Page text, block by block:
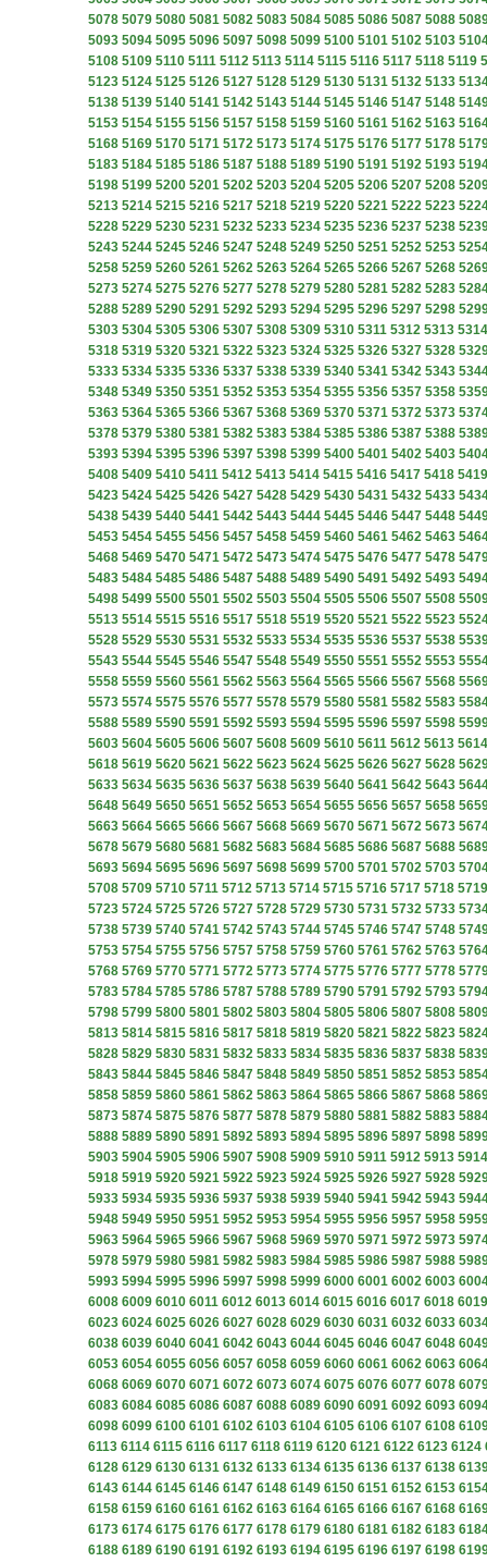
5078 5079 5080 5081 5082 5083 5084 5085 5086 5087 5088
5093 5094 5095 5096 5097 5098 5099 5100 5101 5102 5103
5108 5109 5110 5111 5112 5113 5114 5115 5116 5117 5118 5119
5123 5124 5125 5126 5127 5128 5129 5130 5131 5132 5133
5138 5139 5140 5141 5142 5143 5144 5145 5146 5147 5148
5153 5154 5155 5156 5157 5158 5159 5160 5161 5162 5163
5168 5169 5170 5171 5172 5173 5174 5175 5176 5177 5178
5183 5184 5185 5186 5187 5188 5189 5190 5191 5192 5193
5198 5199 5200 5201 5202 5203 5204 5205 5206 5207 5208
5213 5214 5215 5216 5217 5218 5219 5220 5221 5222 5223
5228 5229 5230 5231 5232 5233 5234 5235 5236 5237 5238
5243 5244 5245 5246 5247 5248 5249 5250 5251 5252 5253
5258 5259 5260 5261 5262 5263 5264 5265 5266 5267 5268
5273 5274 5275 5276 5277 5278 5279 5280 5281 5282 5283
5288 5289 5290 5291 5292 5293 5294 5295 5296 5297 5298
5303 5304 5305 5306 5307 5308 5309 5310 5311 5312 5313 5314
5318 5319 5320 5321 5322 5323 5324 5325 5326 5327 5328
5333 5334 5335 5336 5337 5338 5339 5340 5341 5342 5343
5348 5349 5350 5351 5352 5353 5354 5355 5356 5357 5358
5363 5364 5365 5366 5367 5368 5369 5370 5371 5372 5373
5378 5379 5380 5381 5382 5383 5384 5385 5386 5387 5388
5393 5394 5395 5396 5397 5398 5399 5400 5401 5402 5403
5408 5409 5410 5411 5412 5413 5414 5415 5416 5417 5418 5419
5423 5424 5425 5426 5427 5428 5429 5430 5431 5432 5433
5438 5439 5440 5441 5442 5443 5444 5445 5446 5447 5448
5453 5454 5455 5456 5457 5458 5459 5460 5461 5462 5463
5468 5469 5470 5471 5472 5473 5474 5475 5476 5477 5478
5483 5484 5485 5486 5487 5488 5489 5490 5491 5492 5493
5498 5499 5500 5501 5502 5503 5504 5505 5506 5507 5508
5513 5514 5515 5516 5517 5518 5519 5520 5521 5522 5523
5528 5529 5530 5531 5532 5533 5534 5535 5536 5537 5538
5543 5544 5545 5546 5547 5548 5549 5550 5551 5552 5553
5558 5559 5560 5561 5562 5563 5564 5565 5566 5567 5568
5573 5574 5575 5576 5577 5578 5579 5580 5581 5582 5583
5588 5589 5590 5591 5592 5593 5594 5595 5596 5597 5598
5603 5604 5605 5606 5607 5608 5609 5610 5611 5612 5613 5614
5618 5619 5620 5621 5622 5623 5624 5625 5626 5627 5628
5633 5634 5635 5636 5637 5638 5639 5640 5641 5642 5643
5648 5649 5650 5651 5652 5653 5654 5655 5656 5657 5658
5663 5664 5665 5666 5667 5668 5669 5670 5671 5672 5673
5678 5679 5680 5681 5682 5683 5684 5685 5686 5687 5688
5693 5694 5695 5696 5697 5698 5699 5700 5701 5702 5703
5708 5709 5710 5711 5712 5713 5714 5715 5716 5717 5718 5719
5723 5724 5725 5726 5727 5728 5729 5730 5731 5732 5733
5738 5739 5740 5741 5742 5743 5744 5745 5746 5747 5748
5753 5754 5755 5756 5757 5758 5759 5760 5761 5762 5763
5768 5769 5770 5771 5772 5773 5774 5775 5776 5777 5778
5783 5784 5785 5786 5787 5788 5789 5790 5791 5792 5793
5798 5799 5800 5801 5802 5803 5804 5805 5806 5807 5808
5813 5814 5815 5816 5817 5818 5819 5820 5821 5822 5823
5828 5829 5830 5831 5832 5833 5834 5835 5836 5837 5838
5843 5844 5845 5846 5847 5848 5849 5850 5851 5852 5853
5858 5859 5860 5861 5862 5863 5864 5865 5866 5867 5868
5873 5874 5875 5876 5877 5878 5879 5880 5881 5882 5883
5888 5889 5890 5891 5892 5893 5894 5895 5896 5897 5898
5903 5904 5905 5906 5907 5908 5909 5910 5911 5912 5913 5914
5918 5919 5920 5921 5922 5923 5924 5925 5926 5927 5928
5933 5934 5935 5936 5937 5938 5939 5940 5941 5942 5943
5948 5949 5950 5951 5952 5953 5954 5955 5956 5957 5958
5963 5964 5965 5966 5967 5968 5969 5970 5971 5972 5973
5978 5979 5980 5981 5982 5983 5984 5985 5986 5987 5988
5993 5994 5995 5996 5997 5998 5999 6000 6001 6002 6003
6008 6009 6010 6011 6012 6013 6014 6015 6016 6017 6018 6019
6023 6024 6025 6026 6027 6028 6029 6030 6031 6032 6033
6038 6039 6040 6041 6042 6043 6044 6045 6046 6047 6048
6053 6054 6055 6056 6057 6058 6059 6060 6061 6062 6063
6068 6069 6070 6071 6072 6073 6074 6075 6076 6077 6078
6083 6084 6085 6086 6087 6088 6089 6090 6091 6092 6093
6098 6099 6100 6101 6102 6103 6104 6105 6106 6107 6108
6113 6114 6115 6116 6117 6118 6119 6120 6121 6122 6123 6124
6128 6129 6130 6131 6132 6133 6134 6135 6136 6137 6138
6143 6144 6145 6146 6147 6148 6149 6150 6151 6152 6153
6158 6159 6160 6161 6162 6163 6164 6165 6166 6167 6168
6173 6174 6175 6176 6177 6178 6179 6180 6181 6182 6183
6188 6189 6190 6191 6192 6193 6194 6195 6196 6197 6198